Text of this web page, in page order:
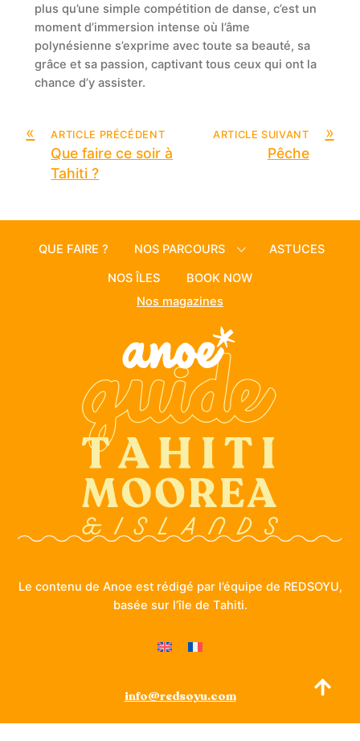
plus qu’une simple compétition de danse, c’est un
moment d’immersion intense où l’âme
polynésienne s’exprime avec toute sa beauté, sa
grâce et sa passion, captivant tous ceux qui ont la
chance d’y assister.
« ARTICLE PRÉCÉDENT
Que faire ce soir à
Tahiti ?
»
ARTICLE SUIVANT
Pêche
QUE FAIRE ? NOS PARCOURS ASTUCES
NOS ÎLES
BOOK NOW
Nos magazines
Le contenu de Anoe est rédigé par l’équipe de REDSOYU,
basée sur l’île de Tahiti.
info@redsoyu.com